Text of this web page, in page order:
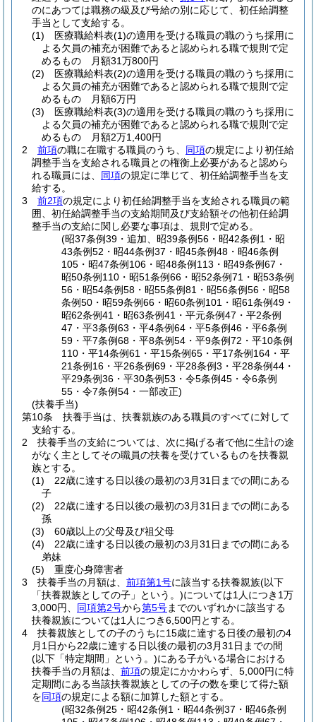
のにあつては職務の級及び号給の別に応じて、初任給調整
手当として支給する。
(1)
医療職給料表(1)の適用を受ける職員の職のうち採用に
よる欠員の補充が困難であると認められる職で規則で定
めるもの 月額31万800円
(2)
医療職給料表(2)の適用を受ける職員の職のうち採用に
よる欠員の補充が困難であると認められる職で規則で定
めるもの 月額6万円
(3)
医療職給料表(3)の適用を受ける職員の職のうち採用に
よる欠員の補充が困難であると認められる職で規則で定
めるもの 月額2万1,400円
2
前項の職に在職する職員のうち、 同項の規定により初任給
調整手当を支給される職員との権衡上必要があると認めら
れる職員には、 同項の規定に準じて、初任給調整手当を支
給する。
3
前2項の規定により初任給調整手当を支給される職員の範
囲、初任給調整手当の支給期間及び支給額その他初任給調
整手当の支給に関し必要な事項は、規則で定める。
(昭37条例39・追加、昭39条例56・昭42条例1・昭
43条例52・昭44条例37・昭45条例48・昭46条例
105・昭47条例106・昭48条例113・昭49条例67・
昭50条例110・昭51条例66・昭52条例71・昭53条例
56・昭54条例58・昭55条例81・昭56条例56・昭58
条例50・昭59条例66・昭60条例101・昭61条例49・
昭62条例41・昭63条例41・平元条例47・平2条例
47・平3条例63・平4条例64・平5条例46・平6条例
59・平7条例68・平8条例54・平9条例72・平10条例
110・平14条例61・平15条例65・平17条例164・平
21条例16・平26条例69・平28条例3・平28条例44・
平29条例36・平30条例53・令5条例45・令6条例
55・令7条例54・一部改正)
(扶養手当)
第10条
扶養手当は、扶養親族のある職員のすべてに対して
支給する。
2
扶養手当の支給については、次に掲げる者で他に生計の途
がなく主としてその職員の扶養を受けているものを扶養親
族とする。
(1)
22歳に達する日以後の最初の3月31日までの間にある
子
(2)
22歳に達する日以後の最初の3月31日までの間にある
孫
(3)
60歳以上の父母及び祖父母
(4)
22歳に達する日以後の最初の3月31日までの間にある
弟妹
(5)
重度心身障害者
3
扶養手当の月額は、 前項第1号に該当する扶養親族(以下
「扶養親族としての子」という。)については1人につき1万
3,000円、 同項第2号から第5号までのいずれかに該当する
扶養親族については1人につき6,500円とする。
4
扶養親族としての子のうちに15歳に達する日後の最初の4
月1日から22歳に達する日以後の最初の3月31日までの間
(以下「特定期間」という。)にある子がいる場合における
扶養手当の月額は、 前項の規定にかかわらず、5,000円に特
定期間にある当該扶養親族としての子の数を乗じて得た額
を同項の規定による額に加算した額とする。
(昭32条例25・昭42条例1・昭44条例37・昭46条例